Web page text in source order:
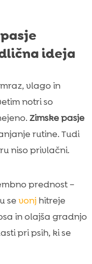
ideja
vlago in
notri so
Zimske pasje
rutine. Tudi
niso privlačni.
prednost –
se vonjhitreje
in olajša gradnjo
pri psih, ki se